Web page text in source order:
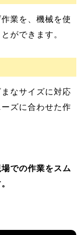
業を、機械を使
ができます。
なサイズに対応
ズに合わせた作
での作業をスム